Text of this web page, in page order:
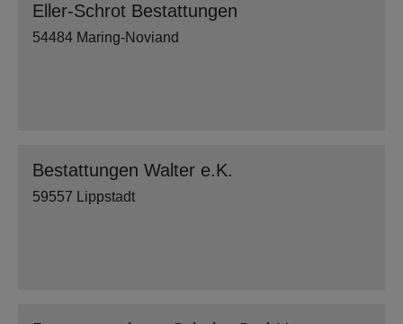
Eller-Schrot Bestattungen
54484 Maring-Noviand
Bestattungen Walter e.K.
59557 Lippstadt